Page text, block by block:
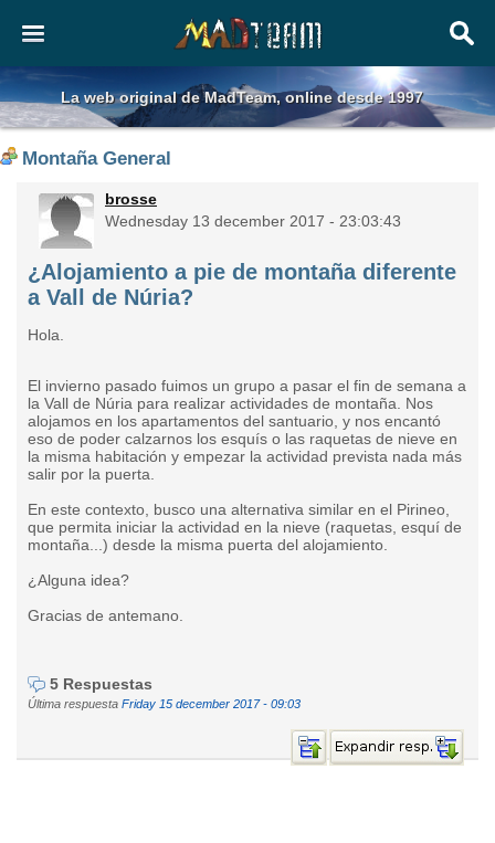
La web original de MadTeam, online desde 1997
Montaña General
brosse
Wednesday 13 december 2017 - 23:03:43
¿Alojamiento a pie de montaña diferente
a Vall de Núria?
Hola.
El invierno pasado fuimos un grupo a pasar el fin de semana a
la Vall de Núria para realizar actividades de montaña. Nos
alojamos en los apartamentos del santuario, y nos encantó
eso de poder calzarnos los esquís o las raquetas de nieve en
la misma habitación y empezar la actividad prevista nada más
salir por la puerta.
En este contexto, busco una alternativa similar en el Pirineo,
que permita iniciar la actividad en la nieve (raquetas, esquí de
montaña...) desde la misma puerta del alojamiento.
¿Alguna idea?
Gracias de antemano.
5 Respuestas
Última respuesta Friday 15 december 2017 - 09:03